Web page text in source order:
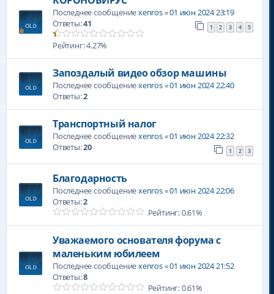
Последнее сообщениеxenros«01 июн 2024 23:19
Ответы:41 1 2 3 4 5
Рейтинг: 4.27%
Запоздалый видео обзор машины
Последнее сообщениеxenros«01 июн 2024 22:40
Ответы:2
Транспортный налог
Последнее сообщениеxenros«01 июн 2024 22:32
Ответы:20 1 2 3
Благодарность
Последнее сообщениеxenros«01 июн 2024 22:06
Ответы:2
Рейтинг: 0.61%
Уважаемого основателя форума с
маленьким юбилеем
Последнее сообщениеxenros«01 июн 2024 21:52
Ответы:8
Рейтинг: 0.61%